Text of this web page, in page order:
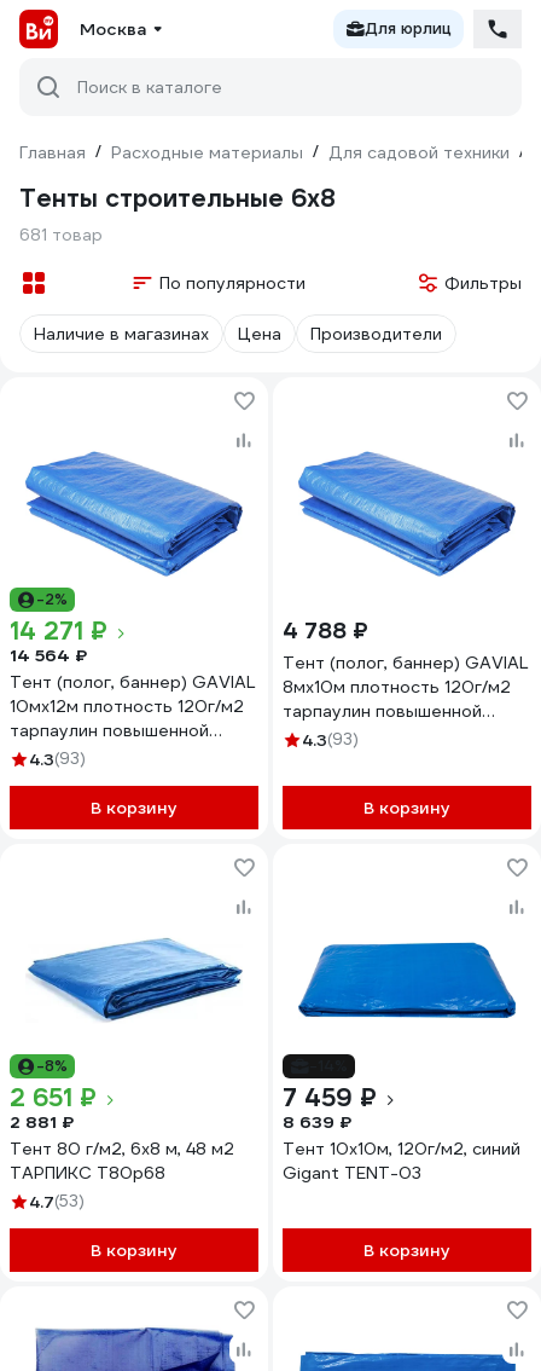
Москва Для юрлиц
Поиск в каталоге
Главная / Расходные материалы / Для садовой техники /
Тенты строительные 6х8
681 товар
По популярности Фильтры
Наличие в магазинах Цена Производители
-2%
14 271 ₽
14 564 ₽
Тент (полог, баннер) GAVIAL
10мх12м плотность 120г/м2
тарпаулин повышенной
плотности (строительный
УФ-стабилизация, синий.
1935
4.3(93)
В корзину
4 788 ₽
Тент (полог, баннер) GAVIAL
8мх10м плотность 120г/м2
тарпаулин повышенной
плотности
хозяйственный), УФ-
стабилизация, синий. 2482
4.3(93)
В корзину
-8%
2 651 ₽
2 881 ₽
Тент 80 г/м2, 6x8 м, 48 м2
ТАРПИКС Т80р68
4.7(53)
В корзину
7 459 ₽
8 639 ₽
Тент 10х10м, 120г/м2, синий
Gigant TENT-03
В корзину